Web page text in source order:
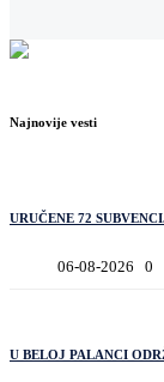
Najnovije vesti
URUČENE 72
06-08-2026 0
U BELOJ PALANCI